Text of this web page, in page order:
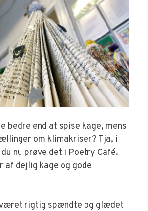
bedre end at spise kage, mens
om klimakriser? Tja, i
nu prøve det i Poetry Café.
af dejlig kage og gode
været rigtig spændte og glædet